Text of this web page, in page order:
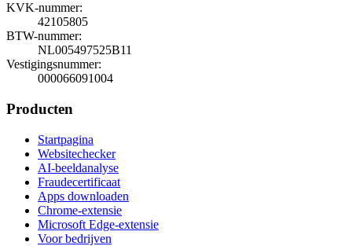
KVK-nummer:
42105805
BTW-nummer:
NL005497525B11
Vestigingsnummer:
000066091004
Producten
Startpagina
Websitechecker
AI-beeldanalyse
Fraudecertificaat
Apps downloaden
Chrome-extensie
Microsoft Edge-extensie
Voor bedrijven